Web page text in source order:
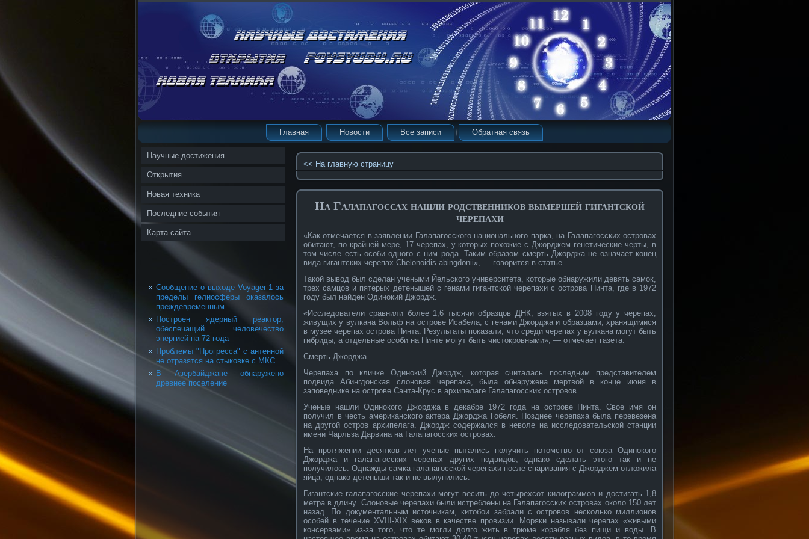
Главная Новости Все записи Обратная связь
Научные достижения
Открытия
Новая техника
Последние события
Карта сайта
Сообщение о выходе Voyager-1 за
пределы гелиосферы оказалось
преждевременным
Построен ядерный реактор,
обеспечащий человечество
энергией на 72 года
Проблемы "Прогресса" с антенной
не отразятся на стыковке с МКС
В Азербайджане обнаружено
древнее поселение
<< На главную страницу
На Галапагоссах нашли родственников вымершей гигантской
черепахи
«Как отмечается в заявлении Галапагосского национального парка, на Галапагосских островах
обитают, по крайней мере, 17 черепах, у которых похожие с Джорджем генетические черты, в
том числе есть особи одного с ним рода. Таким образом смерть Джорджа не означает конец
вида гигантских черепах Chelonoidis abingdonii», — говорится в статье.
Такой вывод был сделан учеными Йельского университета, которые обнаружили девять самок,
трех самцов и пятерых детенышей с генами гигантской черепахи с острова Пинта, где в 1972
году был найден Одинокий Джордж.
«Исследователи сравнили более 1,6 тысячи образцов ДНК, взятых в 2008 году у черепах,
живущих у вулкана Вольф на острове Исабела, с генами Джорджа и образцами, хранящимися
в музее черепах острова Пинта. Результаты показали, что среди черепах у вулкана могут быть
гибриды, а отдельные особи на Пинте могут быть чистокровными», — отмечает газета.
Смерть Джорджа
Черепаха по кличке Одинокий Джордж, которая считалась последним представителем
подвида Абингдонская слоновая черепаха, была обнаружена мертвой в конце июня в
заповеднике на острове Санта-Крус в архипелаге Галапагосских островов.
Ученые нашли Одинокого Джорджа в декабре 1972 года на острове Пинта. Свое имя он
получил в честь американского актера Джорджа Гобеля. Позднее черепаха была перевезена
на другой остров архипелага. Джордж содержался в неволе на исследовательской станции
имени Чарльза Дарвина на Галапагосских островах.
На протяжении десятков лет ученые пытались получить потомство от союза Одинокого
Джорджа и галапагосских черепах других подвидов, однако сделать этого так и не
получилось. Однажды самка галапагосской черепахи после спаривания с Джорджем отложила
яйца, однако детеныши так и не вылупились.
Гигантские галапагосские черепахи могут весить до четырехсот килограммов и достигать 1,8
метра в длину. Слоновые черепахи были истреблены на Галапагосских островах около 150 лет
назад. По документальным источникам, китобои забрали с островов несколько миллионов
особей в течение XVIII-XIX веков в качестве провизии. Моряки называли черепах «живыми
консервами» из-за того, что те могли долго жить в трюме корабля без пищи и воды. В